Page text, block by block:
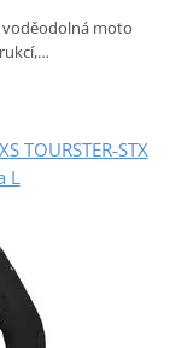
voděodolná moto
TOURSTER-STX
L